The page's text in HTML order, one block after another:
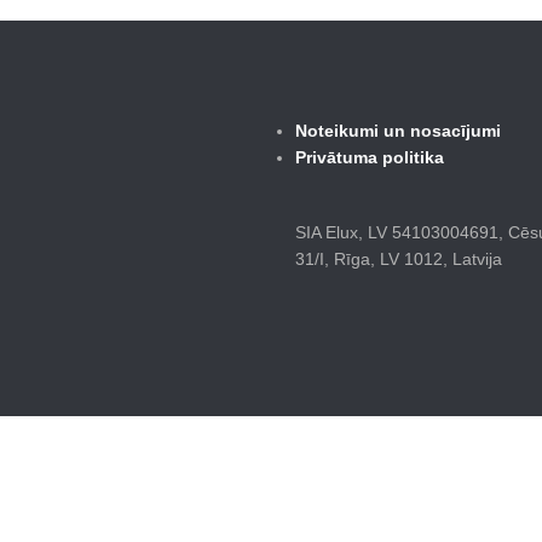
Noteikumi un nosacījumi
Privātuma politika
SIA Elux, LV 54103004691,
31/I, Rīga, LV 1012, Latvija